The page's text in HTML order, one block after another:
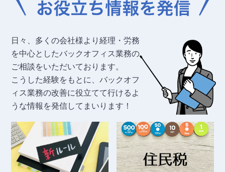
日々、多くの会社様より経理・労務
を中心としたバックオフィス業務の
ご相談をいただいております。
こうした経験をもとに、バックオフ
ィス業務の改善に役立てて行けるよ
うな情報を発信してまいります！